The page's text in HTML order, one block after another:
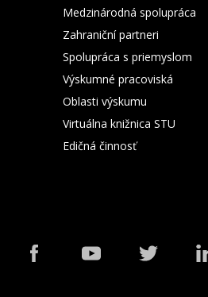
Medzinárodná spolupráca
Zahraniční partneri
Spolupráca s priemyslom
Výskumné pracoviská
Oblasti výskumu
Virtuálna knižnica STU
Edičná činnosť